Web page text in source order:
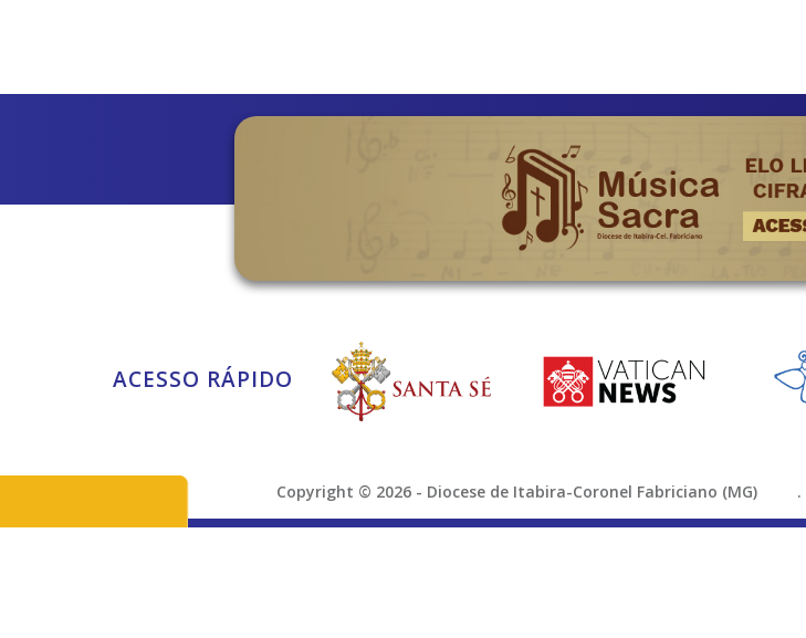
ACESSO RÁPIDO
Copyright © 2026 - Diocese de Itabira-Coronel Fabriciano